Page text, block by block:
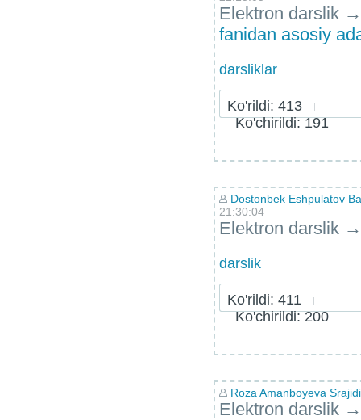
Elektron darslik →
fanidan asosiy
darsliklar
Ko'rildi: 413
Ko'chirildi: 191
Dostonbek Eshpulatov
21:30:04
Elektron darslik →
darslik
Ko'rildi: 411
Ko'chirildi: 200
Roza Amanboyeva
Elektron darslik →